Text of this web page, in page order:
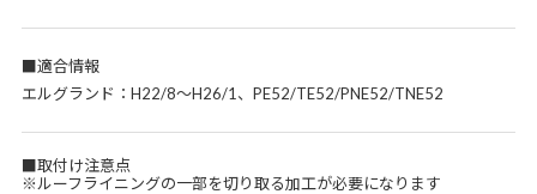
■適合情報
エルグランド：H22/8～H26/1、PE52/TE52/PNE52/TNE52
■取付け注意点
※ルーフライニングの一部を切り取る加工が必要になります